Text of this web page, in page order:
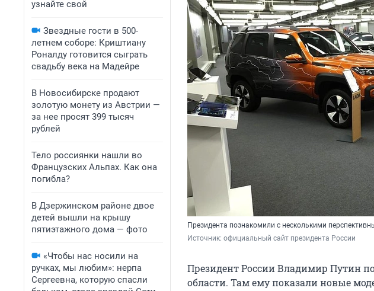
узнайте свой
Звездные гости в 500-
летнем соборе: Криштиану
Роналду готовится сыграть
свадьбу века на Мадейре
В Новосибирске продают
золотую монету из Австрии —
за нее просят 399 тысяч
рублей
Тело россиянки нашли во
Французских Альпах. Как она
погибла?
В Дзержинском районе двое
детей вышли на крышу
пятиэтажного дома — фото
«Чтобы нас носили на
ручках, мы любим»: нерпа
Сергеевна, которую спасли
Президента познакомили с несколькими
Источник: официальный сайт президента России
Президент России Владимир Путин
области. Там ему показали новые